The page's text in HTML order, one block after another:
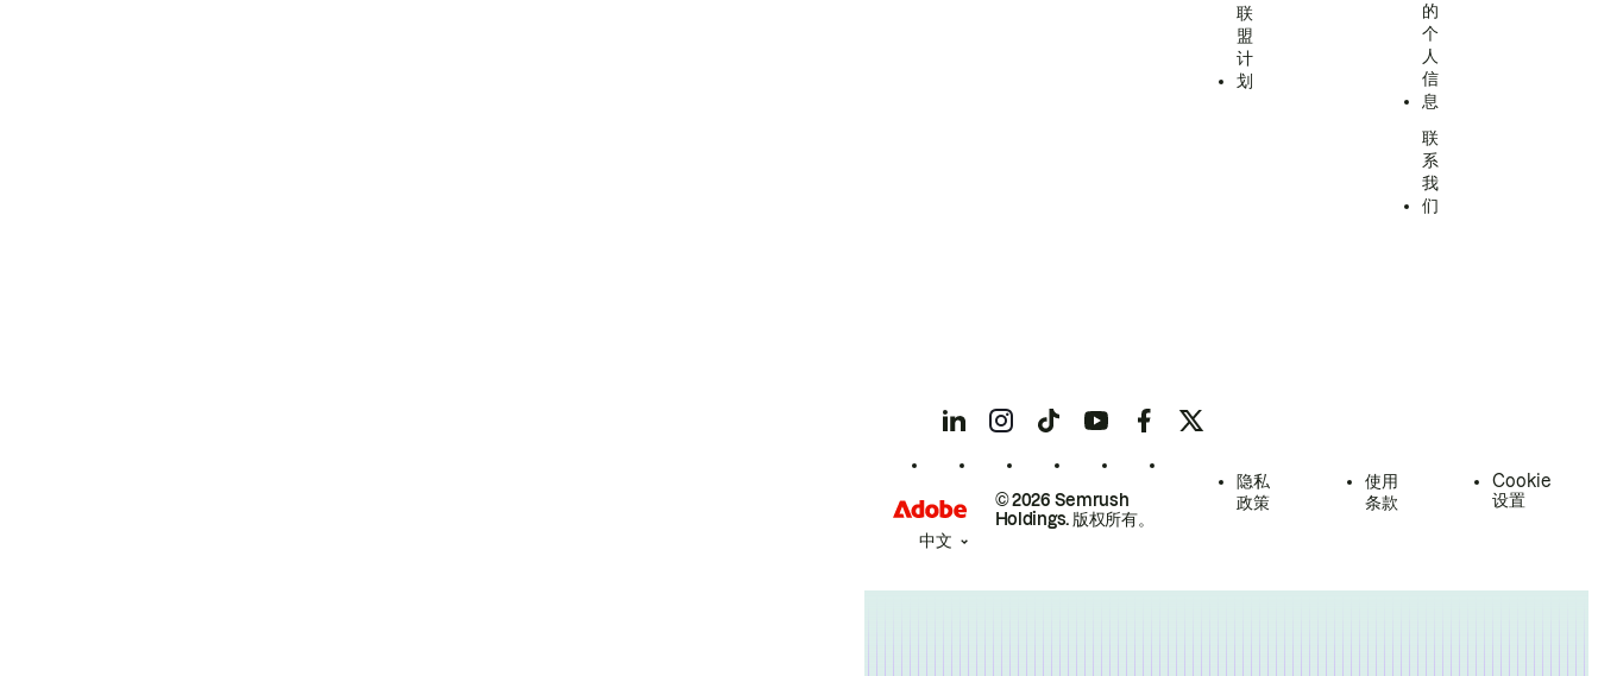
联
盟
计
划
的
个
人
信
息
联
系
我
们
© 2026 Semrush
Holdings. 版权所有。
隐私
政策
使用
条款
Cookie
设置
中文